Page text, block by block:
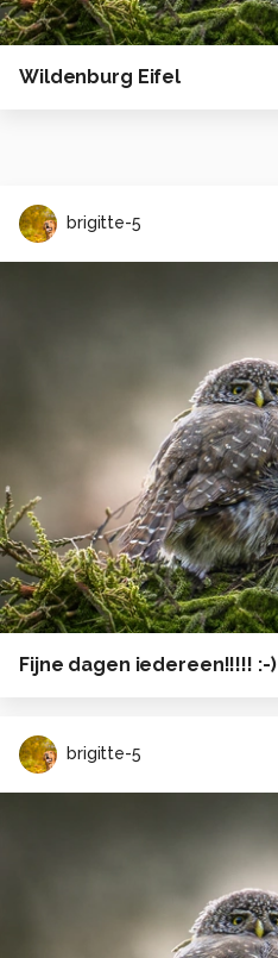
Wildenburg Eifel
brigitte-5
Fijne dagen iedereen!!!!! :-)
brigitte-5